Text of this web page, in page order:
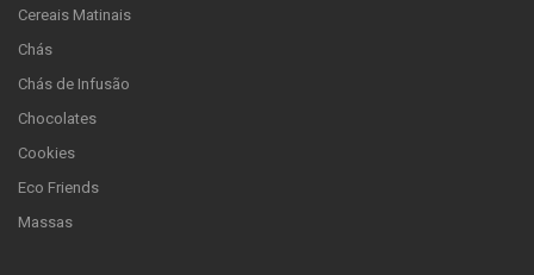
Cereais Matinais
Chás
Chás de Infusão
Chocolates
Cookies
Eco Friends
Massas